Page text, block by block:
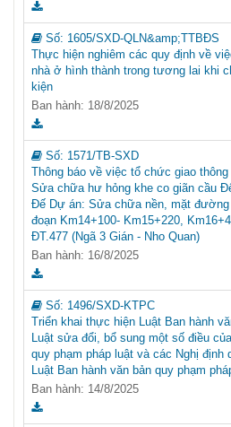
Số: 1605/SXD-QLN&amp;TTBĐS
Thực hiện nghiêm các quy định về
nhà ở hình thành trong tương lai khi
kiện
Ban hành: 18/8/2025
Số: 1571/TB-SXD
Thông báo về việc tổ chức giao
Sửa chữa hư hỏng khe co giãn cầu
Đế Dự án: Sửa chữa nền, mặt
đoạn Km14+100- Km15+220,
ĐT.477 (Ngã 3 Gián - Nho Quan)
Ban hành: 16/8/2025
Số: 1496/SXD-KTPC
Triển khai thực hiện Luật Ban hành
Luật sửa đổi, bổ sung một số điều
quy phạm pháp luật và các Nghị định
Luật Ban hành văn bản quy phạm
Ban hành: 14/8/2025